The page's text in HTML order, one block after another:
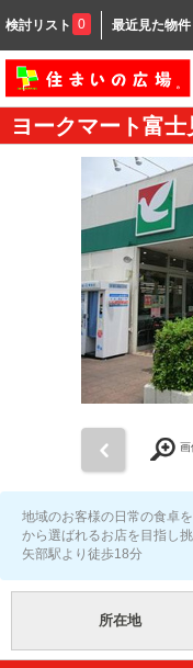
検討リスト 0 最近見た物件
ヨークマート富士
画
地域のお客様の日常の食卓
から選ばれるお店を目指し
矢部駅より徒歩18分
所在地